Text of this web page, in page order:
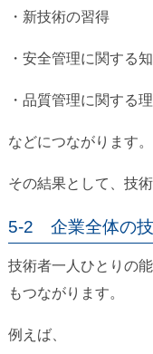
・新技術の習得
・安全管理に関する
・品質管理に関する
などにつながります。
その結果として、技
5-2 企業全体の技
技術者一人ひとりの
もつながります。
例えば、